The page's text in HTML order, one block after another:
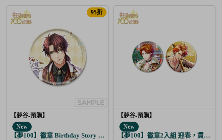
95折
【夢谷-預購】
New
【夢100】徽章 Birthday Story 路貝爾 日覺
【夢谷-預購】
New
【夢100】徽章2入組 迎春，貫徹仁